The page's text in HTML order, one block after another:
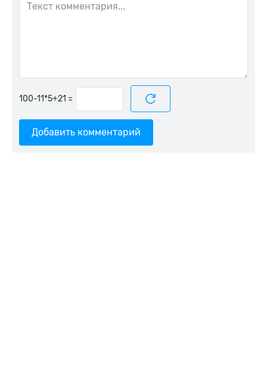
=
Добавить комментарий